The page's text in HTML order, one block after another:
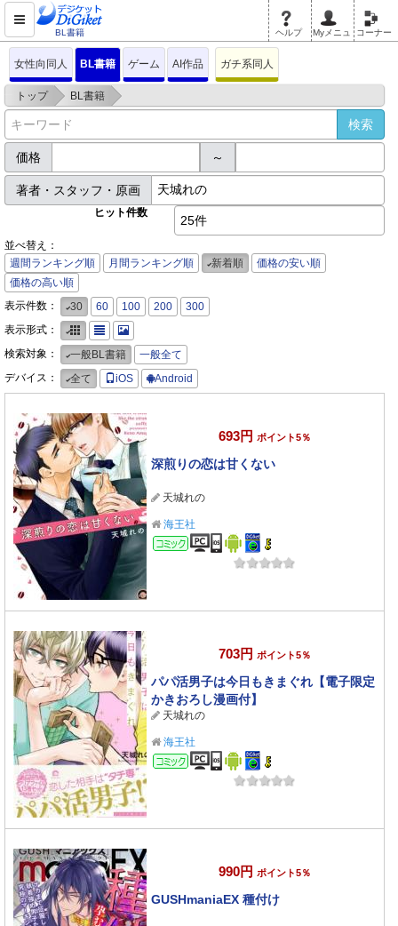
BL書籍 ヘルプ Myメニュ コーナー
女性向同人 BL書籍 ゲーム AI作品 ガチ系同人
トップ > BL書籍 >
価格 ～
著者・スタッフ・原画
ヒット件数
25件
並べ替え：
週間ランキング順
月間ランキング順 新着順
価格の安い順
価格の高い順
表示件数：
30 60 100 200
300
表示形式：
検索対象：
一般BL書籍
一般全て
デバイス：
全て iOS Android
693円 ポイント5％
深煎りの恋は甘くない
天城れの
海王社
コミック
703円 ポイント5％
パパ活男子は今日もきまぐれ【電子限定
かきおろし漫画付】
天城れの
海王社
コミック
990円 ポイント5％
GUSHmaniaEX 種付け